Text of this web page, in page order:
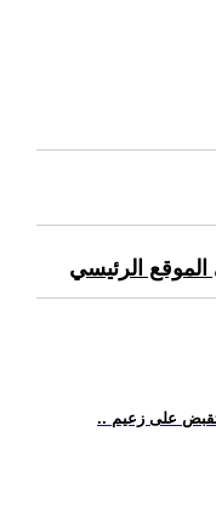
الرئيسي
تقبض على زعيم